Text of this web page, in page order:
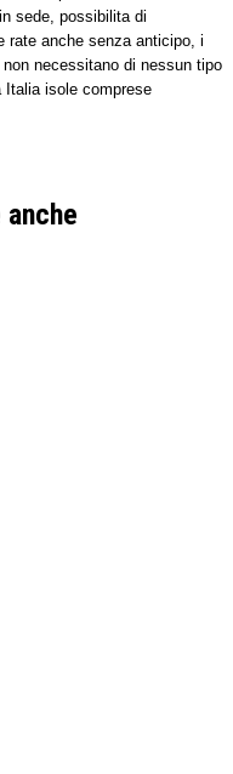
sede, possibilita di
rate anche senza anticipo, i
necessitano di nessun tipo
Italia isole comprese